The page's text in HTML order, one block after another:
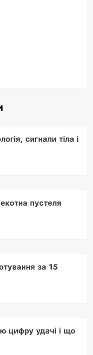
сигнали тіла і
пустеля
за 15
цифру удачі і що